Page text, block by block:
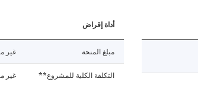
أداة إقراض
مبلغ المنحة غير
التكلفة الكلية للمشروع** غير